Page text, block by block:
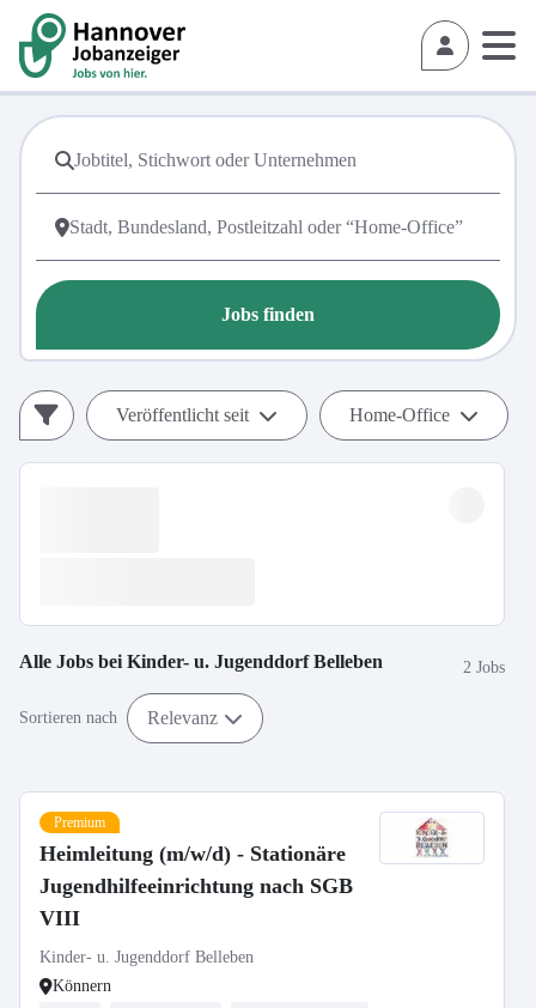
Jobs finden
Veröffentlicht seit Home-Office
Alle Jobs bei Kinder- u. Jugenddorf Belleben 2 Jobs
Sortieren nach Relevanz
Premium
Heimleitung (m/w/d) - Stationäre
Jugendhilfeeinrichtung nach SGB
VIII
Kinder- u. Jugenddorf Belleben
Könnern